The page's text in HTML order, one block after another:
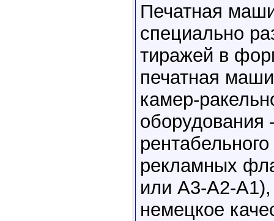
Печатная
специально
тиражей в
печатная
камер-
оборудования
рекламных
или А3-А2-А1),
немецкое